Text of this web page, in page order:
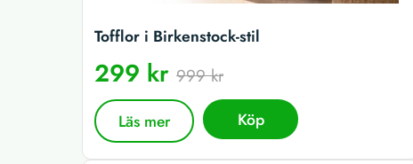
Tofflor i Birkenstock-stil
299 kr 999 kr
Läs mer Köp